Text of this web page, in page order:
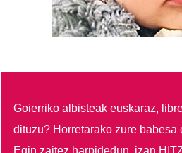
Goierriko albisteak euskaraz,
dituzu? Horretarako zure babesa